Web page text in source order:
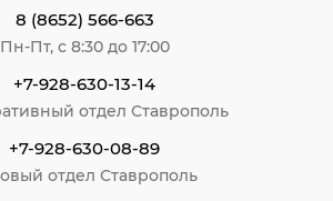
8 (8652) 566-663
Пн-Пт, с 8:30 до 17:00
+7-928-630-13-14
отдел Ставрополь
+7-928-630-08-89
отдел Ставрополь